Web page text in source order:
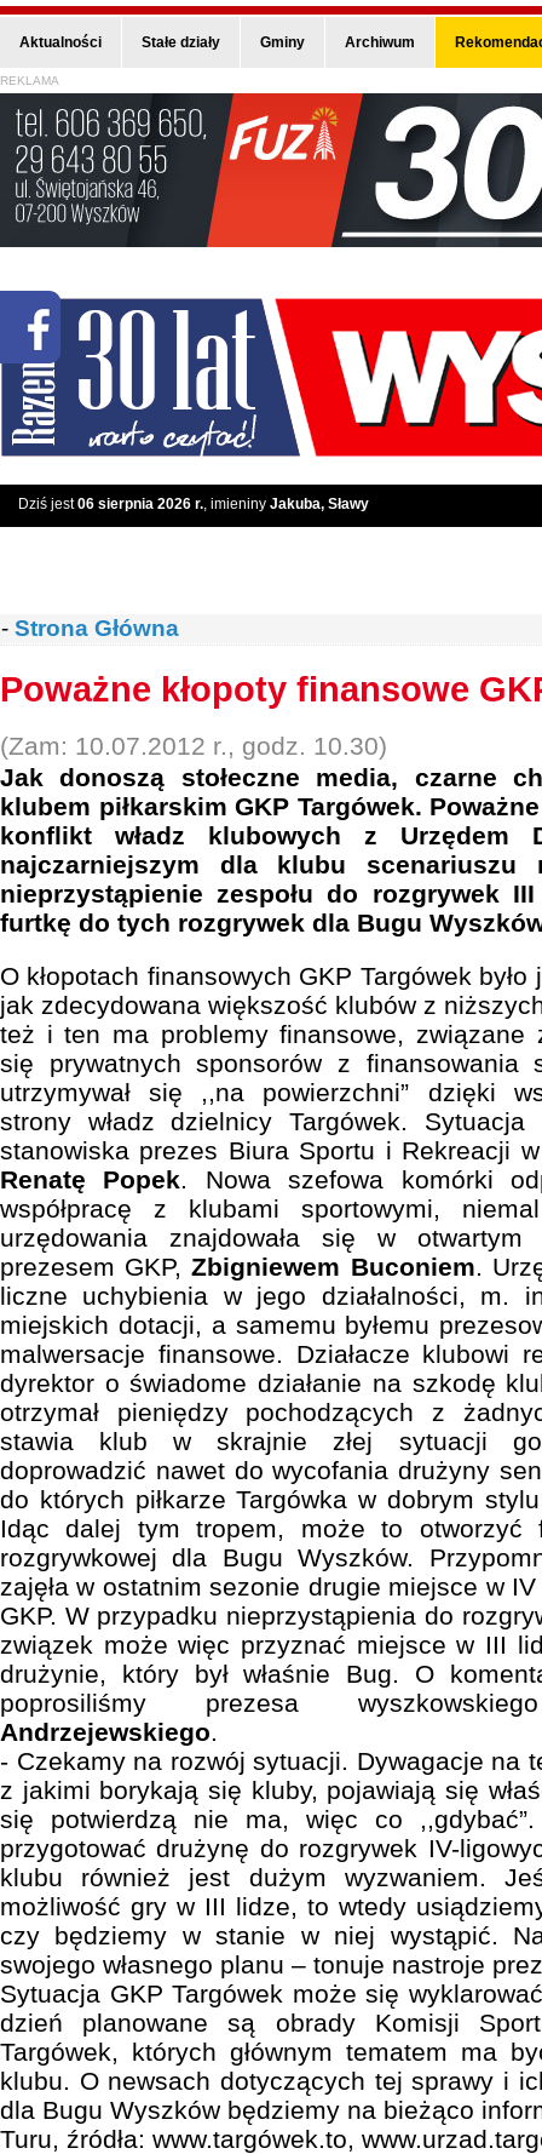
Aktualności Stałe działy Gminy Archiwum
REKLAMA
Dziś jest06 sierpnia 2026 r., imieniny Jakuba, Sławy
- Strona Główna
Poważne kłopoty finansowe
(Zam: 10.07.2012 r., godz. 10.30)
Jak donoszą stołeczne media, czarne
klubem piłkarskim GKP Targówek.
konflikt władz klubowych z Urzędem
najczarniejszym dla klubu scenariuszu
nieprzystąpienie zespołu do rozgrywek
furtkę do tych rozgrywek dla Bugu
O kłopotach finansowych GKP Targówek
jak zdecydowana większość klubów z
też i ten ma problemy finansowe, związane
się prywatnych sponsorów z
utrzymywał się ,,na powierzchni” dzięki
strony władz dzielnicy Targówek.
stanowiska prezes Biura Sportu i Rekreacji
Renatę Popek. Nowa szefowa komórki
współpracę z klubami sportowymi,
urzędowania znajdowała się w
prezesem GKP,Zbigniewem Buconiem.
liczne uchybienia w jego działalności, m.
miejskich dotacji, a samemu byłemu
malwersacje finansowe. Działacze klubowi
dyrektor o świadome działanie na szkodę
otrzymał pieniędzy pochodzących z
stawia klub w skrajnie złej sytuacji
doprowadzić nawet do wycofania drużyny
do których piłkarze Targówka w dobrym
Idąc dalej tym tropem, może to otworzyć
rozgrywkowej dla Bugu Wyszków.
zajęła w ostatnim sezonie drugie miejsce w
GKP. W przypadku nieprzystąpienia do
związek może więc przyznać miejsce w III
drużynie, który był właśnie Bug. O
poprosiliśmy prezesa
Andrzejewskiego.
- Czekamy na rozwój sytuacji. Dywagacje na
z jakimi borykają się kluby, pojawiają się
się potwierdzą nie ma, więc co
przygotować drużynę do rozgrywek IV-
klubu również jest dużym wyzwaniem.
możliwość gry w III lidze, to wtedy
czy będziemy w stanie w niej wystąpić.
swojego własnego planu – tonuje nastroje
Sytuacja GKP Targówek może się
dzień planowane są obrady Komisji
Targówek, których głównym tematem ma
klubu. O newsach dotyczących tej sprawy i
dla Bugu Wyszków będziemy na bieżąco
Turu, źródła: www.targówek.to,